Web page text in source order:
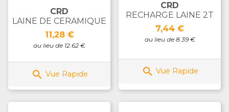
CRD
LAINE DE CERAMIQUE
Prix
11,28 €
au lieu de 12.62 €
 Vue Rapide
CRD
RECHARGE LAINE 2T
Prix
7,44 €
au lieu de 8.39 €
 Vue Rapide